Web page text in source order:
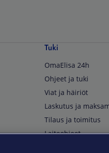
Tuki
OmaElisa 24h
Ohjeet ja tuki
Viat ja häiriöt
Laskutus ja
Tilaus ja toimitus
Laiteohjeet